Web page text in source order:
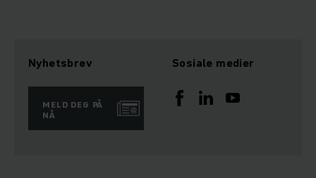
Nyhetsbrev
MELD DEG PÅ
NÅ
Sosiale medier